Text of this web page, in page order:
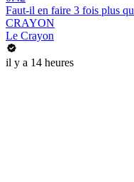
Faut-il en faire 3 fois plus
CRAYON
Le Crayon
il y a 14 heures